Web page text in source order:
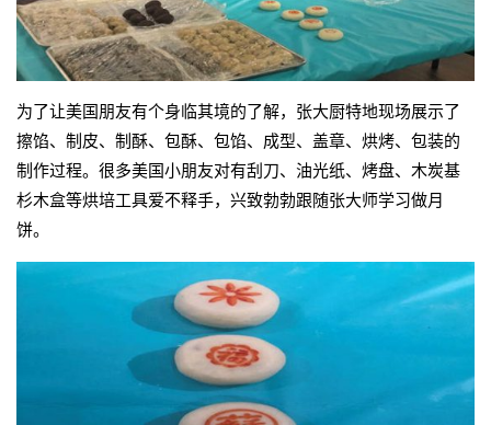
为了让美国朋友有个身临其境的了解，张大厨特地现场展示了
擦馅、制皮、制酥、包酥、包馅、成型、盖章、烘烤、包装的
制作过程。很多美国小朋友对有刮刀、油光纸、烤盘、木炭基
杉木盒等烘培工具爱不释手，兴致勃勃跟随张大师学习做月
饼。